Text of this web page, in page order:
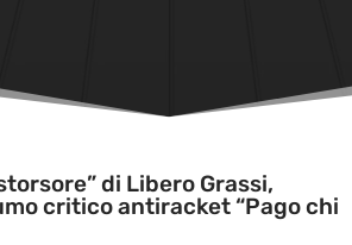
di Libero Grassi,
critico antiracket “Pago chi